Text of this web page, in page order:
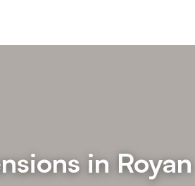
in Royan